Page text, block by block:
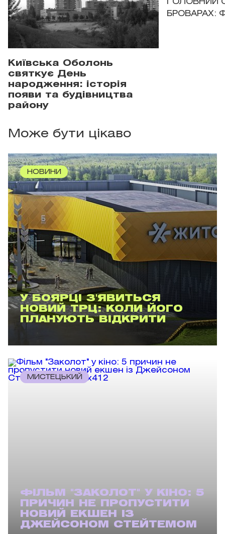
Київська Оболонь
святкує День
народження: історія
появи та будівництва
району
ГОЛОВНИЙ
БРОВАРАХ:
Може бути цікаво
НОВИНИ
У БОЯРЦІ З'ЯВИТЬСЯ
НОВИЙ ТРЦ: КОЛИ ЙОГО
ПЛАНУЮТЬ ВІДКРИТИ
МИСТЕЦЬКИЙ
ФІЛЬМ "ЗАКОЛОТ" У КІНО: 5
ПРИЧИН НЕ ПРОПУСТИТИ
НОВИЙ ЕКШЕН ІЗ
ДЖЕЙСОНОМ СТЕЙТЕМОМ